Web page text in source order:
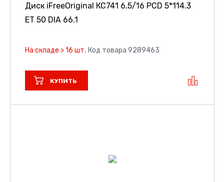
Диск iFreeOriginal КС741 6.5/16 PCD 5*114.3
ET 50 DIA 66.1
На складе > 16 шт. Код товара 9289463
КУПИТЬ